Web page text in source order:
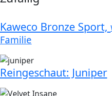
Kaweco Bronze Sport,
Familie
Reingeschaut: Juniper